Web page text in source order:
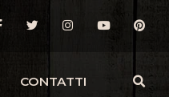
CONTATTI